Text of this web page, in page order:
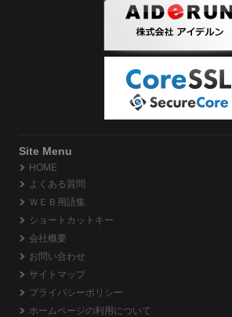
Site Menu
HOME
よくある質問
ＷＥＢ用語集
ショートカットキー
会社概要
お問い合わせ
サイトマップ
プライバシーポリシー
ホームページの利用について